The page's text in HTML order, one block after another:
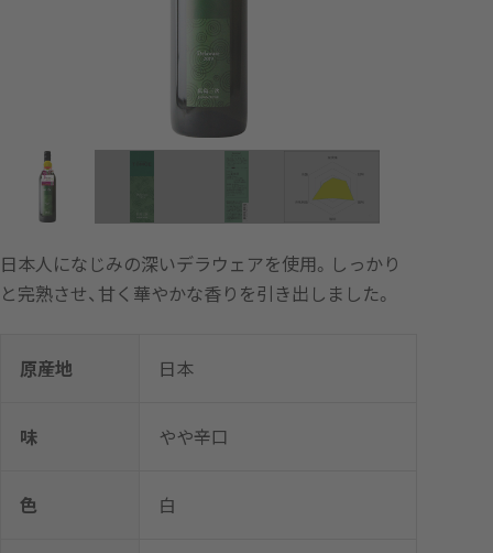
日本人になじみの深いデラウェアを使用。しっかり
と完熟させ、甘く華やかな香りを引き出しました。
原産地 日本
味 やや辛口
色 白